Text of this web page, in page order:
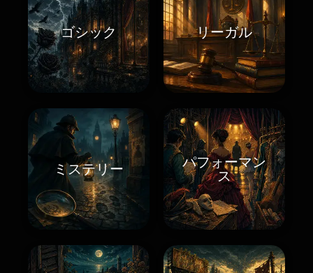
ゴシック リーガル
ミステリー
パフォーマン
ス